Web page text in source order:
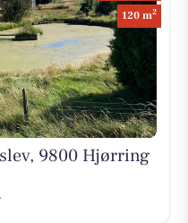
120 m2
9800 Hjørring